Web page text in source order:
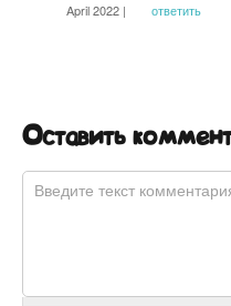
April 2022 | ответить
Оставить
Комментарий*